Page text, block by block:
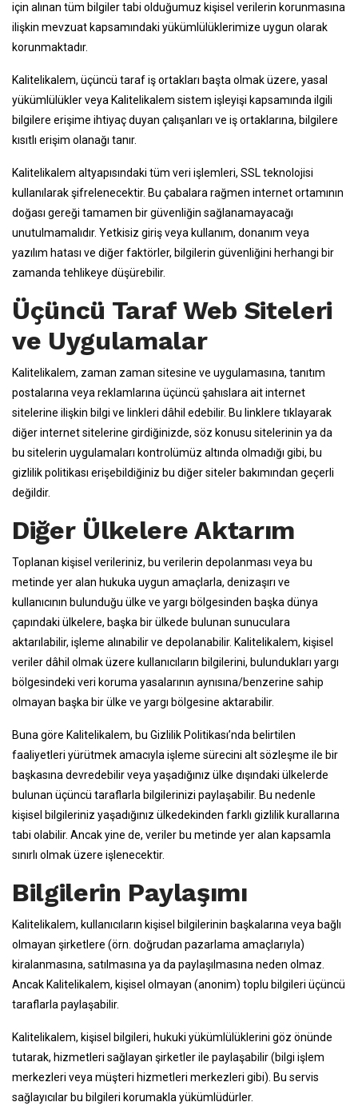
için alınan tüm bilgiler tabi olduğumuz kişisel verilerin korunmasına
ilişkin mevzuat kapsamındaki yükümlülüklerimize uygun olarak
korunmaktadır.
Kalitelikalem, üçüncü taraf iş ortakları başta olmak üzere, yasal
yükümlülükler veya Kalitelikalem sistem işleyişi kapsamında ilgili
bilgilere erişime ihtiyaç duyan çalışanları ve iş ortaklarına, bilgilere
kısıtlı erişim olanağı tanır.
Kalitelikalem altyapısındaki tüm veri işlemleri, SSL teknolojisi
kullanılarak şifrelenecektir. Bu çabalara rağmen internet ortamının
doğası gereği tamamen bir güvenliğin sağlanamayacağı
unutulmamalıdır. Yetkisiz giriş veya kullanım, donanım veya
yazılım hatası ve diğer faktörler, bilgilerin güvenliğini herhangi bir
zamanda tehlikeye düşürebilir.
Üçüncü Taraf Web Siteleri
ve Uygulamalar
Kalitelikalem, zaman zaman sitesine ve uygulamasına, tanıtım
postalarına veya reklamlarına üçüncü şahıslara ait internet
sitelerine ilişkin bilgi ve linkleri dâhil edebilir. Bu linklere tıklayarak
diğer internet sitelerine girdiğinizde, söz konusu sitelerinin ya da
bu sitelerin uygulamaları kontrolümüz altında olmadığı gibi, bu
gizlilik politikası erişebildiğiniz bu diğer siteler bakımından geçerli
değildir.
Diğer Ülkelere Aktarım
Toplanan kişisel verileriniz, bu verilerin depolanması veya bu
metinde yer alan hukuka uygun amaçlarla, denizaşırı ve
kullanıcının bulunduğu ülke ve yargı bölgesinden başka dünya
çapındaki ülkelere, başka bir ülkede bulunan sunuculara
aktarılabilir, işleme alınabilir ve depolanabilir. Kalitelikalem, kişisel
veriler dâhil olmak üzere kullanıcıların bilgilerini, bulundukları yargı
bölgesindeki veri koruma yasalarının aynısına/benzerine sahip
olmayan başka bir ülke ve yargı bölgesine aktarabilir.
Buna göre Kalitelikalem, bu Gizlilik Politikası’nda belirtilen
faaliyetleri yürütmek amacıyla işleme sürecini alt sözleşme ile bir
başkasına devredebilir veya yaşadığınız ülke dışındaki ülkelerde
bulunan üçüncü taraflarla bilgilerinizi paylaşabilir. Bu nedenle
kişisel bilgileriniz yaşadığınız ülkedekinden farklı gizlilik kurallarına
tabi olabilir. Ancak yine de, veriler bu metinde yer alan kapsamla
sınırlı olmak üzere işlenecektir.
Bilgilerin Paylaşımı
Kalitelikalem, kullanıcıların kişisel bilgilerinin başkalarına veya bağlı
olmayan şirketlere (örn. doğrudan pazarlama amaçlarıyla)
kiralanmasına, satılmasına ya da paylaşılmasına neden olmaz.
Ancak Kalitelikalem, kişisel olmayan (anonim) toplu bilgileri üçüncü
taraflarla paylaşabilir.
Kalitelikalem, kişisel bilgileri, hukuki yükümlülüklerini göz önünde
tutarak, hizmetleri sağlayan şirketler ile paylaşabilir (bilgi işlem
merkezleri veya müşteri hizmetleri merkezleri gibi). Bu servis
sağlayıcılar bu bilgileri korumakla yükümlüdürler.